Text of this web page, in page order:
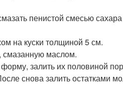
пенистой смесью
на куски толщиной 5 см.
смазанную маслом.
форму, залить их половиной
снова залить остатками